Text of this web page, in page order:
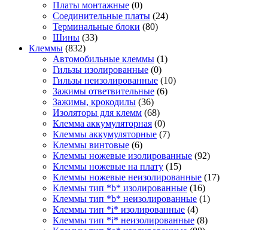
Платы монтажные (0)
Соединительные платы (24)
Терминальные блоки (80)
Шины (33)
Клеммы (832)
Автомобильные клеммы (1)
Гильзы изолированные (0)
Гильзы неизолированные (10)
Зажимы ответвительные (6)
Зажимы, крокодилы (36)
Изоляторы для клемм (68)
Клемма аккумуляторная (0)
Клеммы аккумуляторные (7)
Клеммы винтовые (6)
Клеммы ножевые изолированные (92)
Клеммы ножевые на плату (15)
Клеммы ножевые неизолированные (17)
Клеммы тип *b* изолированные (16)
Клеммы тип *b* неизолированные (1)
Клеммы тип *i* изолированные (4)
Клеммы тип *i* неизолированные (8)